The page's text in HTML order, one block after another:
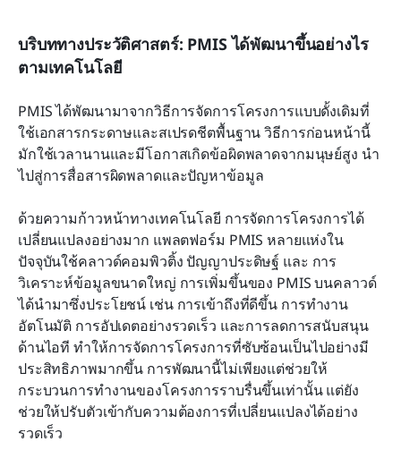
บริบททางประวัติศาสตร์: PMIS ได้พัฒนาขึ้นอย่างไร
ตามเทคโนโลยี
PMIS ได้พัฒนามาจากวิธีการจัดการโครงการแบบดั้งเดิมที่
ใช้เอกสารกระดาษและสเปรดชีตพื้นฐาน วิธีการก่อนหน้านี้
มักใช้เวลานานและมีโอกาสเกิดข้อผิดพลาดจากมนุษย์สูง นำ
ไปสู่การสื่อสารผิดพลาดและปัญหาข้อมูล
ด้วยความก้าวหน้าทางเทคโนโลยี การจัดการโครงการได้
เปลี่ยนแปลงอย่างมาก แพลตฟอร์ม PMIS หลายแห่งใน
ปัจจุบันใช้คลาวด์คอมพิวติ้ง ปัญญาประดิษฐ์ และ การ
วิเคราะห์ข้อมูลขนาดใหญ่ การเพิ่มขึ้นของ PMIS บนคลาวด์
ได้นำมาซึ่งประโยชน์ เช่น การเข้าถึงที่ดีขึ้น การทำงาน
อัตโนมัติ การอัปเดตอย่างรวดเร็ว และการลดการสนับสนุน
ด้านไอที ทำให้การจัดการโครงการที่ซับซ้อนเป็นไปอย่างมี
ประสิทธิภาพมากขึ้น การพัฒนานี้ไม่เพียงแต่ช่วยให้
กระบวนการทำงานของโครงการราบรื่นขึ้นเท่านั้น แต่ยัง
ช่วยให้ปรับตัวเข้ากับความต้องการที่เปลี่ยนแปลงได้อย่าง
รวดเร็ว